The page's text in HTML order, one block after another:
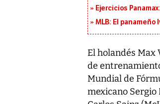
Ejercicios
MLB: El
El holandés Max
de
Mundial de
mexicano Sergio